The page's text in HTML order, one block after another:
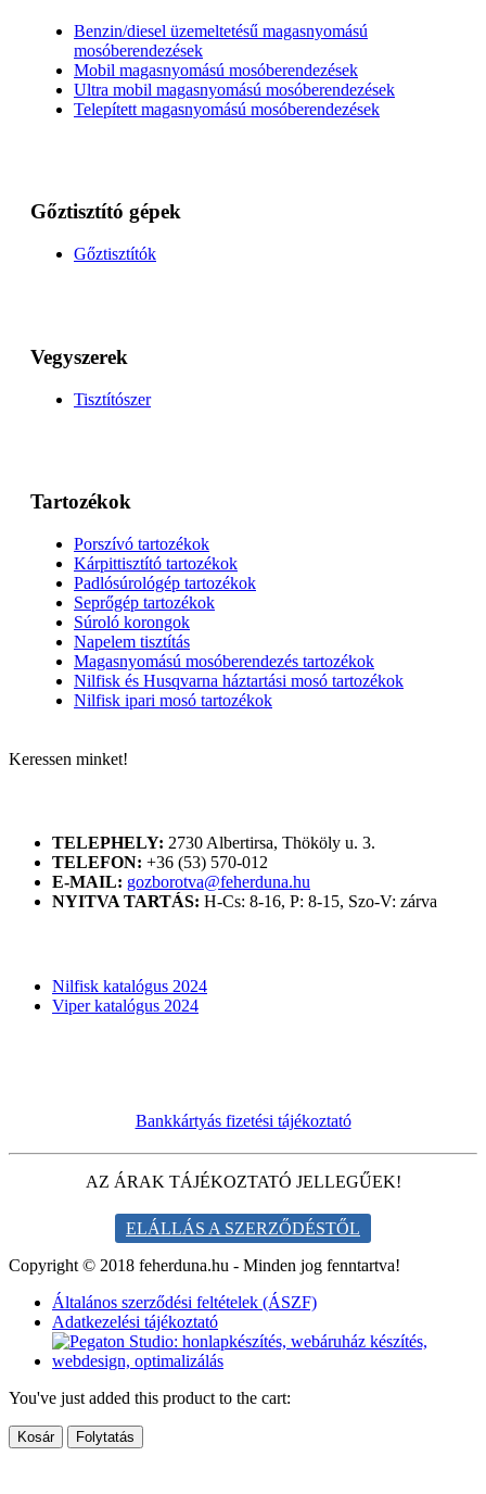
Benzin/diesel üzemeltetésű magasnyomású
mosóberendezések
Mobil magasnyomású mosóberendezések
Ultra mobil magasnyomású mosóberendezések
Telepített magasnyomású mosóberendezések
Gőztisztító gépek
Gőztisztítók
Vegyszerek
Tisztítószer
Tartozékok
Porszívó tartozékok
Kárpittisztító tartozékok
Padlósúrológép tartozékok
Seprőgép tartozékok
Súroló korongok
Napelem tisztítás
Magasnyomású mosóberendezés tartozékok
Nilfisk és Husqvarna háztartási mosó tartozékok
Nilfisk ipari mosó tartozékok
Keressen minket!
TELEPHELY: 2730 Albertirsa, Thököly u. 3.
TELEFON: +36 (53) 570-012
E-MAIL: gozborotva@feherduna.hu
NYITVA TARTÁS: H-Cs: 8-16, P: 8-15, Szo-V: zárva
Nilfisk katalógus 2024
Viper katalógus 2024
Bankkártyás fizetési tájékoztató
AZ ÁRAK TÁJÉKOZTATÓ JELLEGŰEK!
ELÁLLÁS A SZERZŐDÉSTŐL
Copyright © 2018 feherduna.hu - Minden jog fenntartva!
Általános szerződési feltételek (ÁSZF)
Adatkezelési tájékoztató
You've just added this product to the cart:
Kosár Folytatás